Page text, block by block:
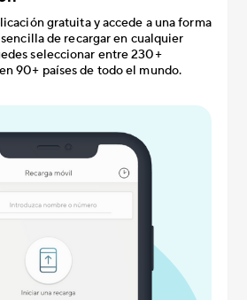
gratuita y accede a una forma
de recargar en cualquier
seleccionar entre 230+
90+ países de todo el mundo.